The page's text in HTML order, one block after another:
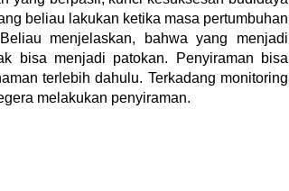
beliau lakukan ketika masa pertumbuhan
menjelaskan, bahwa yang menjadi
bisa menjadi patokan. Penyiraman bisa
terlebih dahulu. Terkadang monitoring
melakukan penyiraman.